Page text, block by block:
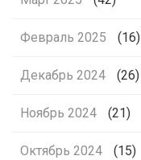
Февраль 2025 (16)
Декабрь 2024 (26)
Ноябрь 2024 (21)
Октябрь 2024 (15)